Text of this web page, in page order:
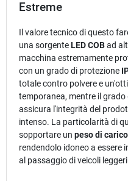
Estreme
Il valore tecnico di questo
una sorgenteLED COBad
macchina estremamente
con un grado di protezione
totale contro polvere e
temporanea, mentre il
assicura l'integrità del
intenso. La particolarità di
sopportare un peso di
rendendolo idoneo a essere
al passaggio di veicoli